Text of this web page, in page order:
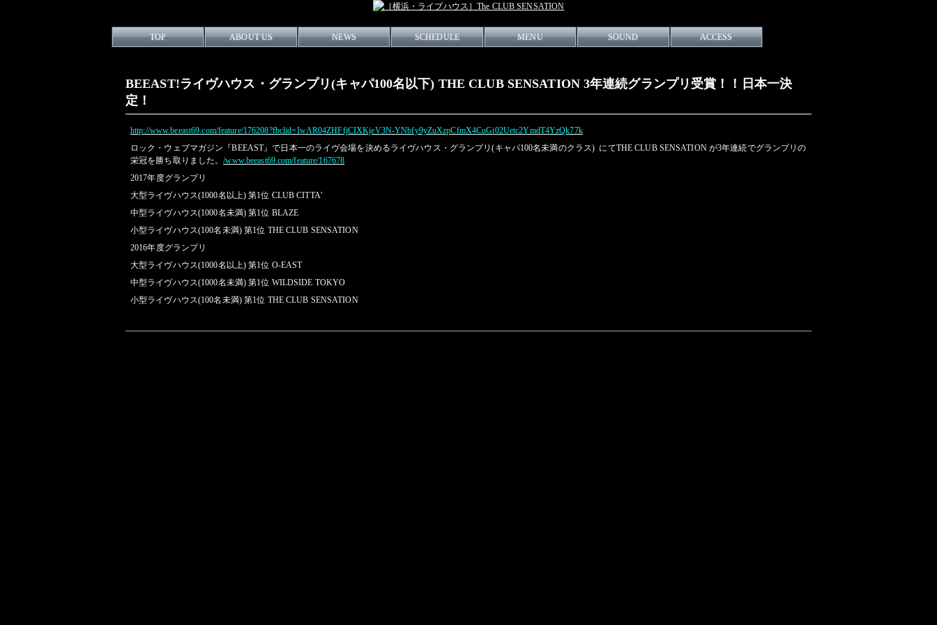
TOP ABOUT US NEWS SCHEDULE MENU SOUND ACCESS
BEEAST!ライヴハウス・グランプリ(キャパ100名以下) THE CLUB SENSATION 3年連続グランプリ受賞！！日本一決
定！
http://www.beeast69.com/feature/176208?fbclid=IwAR04ZHFfjCIXKjeV3N-YNbfy9yZuXzpCfmX4CuGi02Uetc2YmdT4YzQk77k
ロック・ウェブマガジン『BEEAST』で日本一のライヴ会場を決めるライヴハウス・グランプリ(キャパ100名未満のクラス) にてTHE CLUB SENSATION が3年連続でグランプリの
栄冠を勝ち取りました。/www.beeast69.com/feature/167678
2017年度グランプリ
大型ライヴハウス(1000名以上) 第1位 CLUB CITTA’
中型ライヴハウス(1000名未満) 第1位 BLAZE
小型ライヴハウス(100名未満) 第1位 THE CLUB SENSATION
2016年度グランプリ
大型ライヴハウス(1000名以上) 第1位 O-EAST
中型ライヴハウス(1000名未満) 第1位 WILDSIDE TOKYO
小型ライヴハウス(100名未満) 第1位 THE CLUB SENSATION